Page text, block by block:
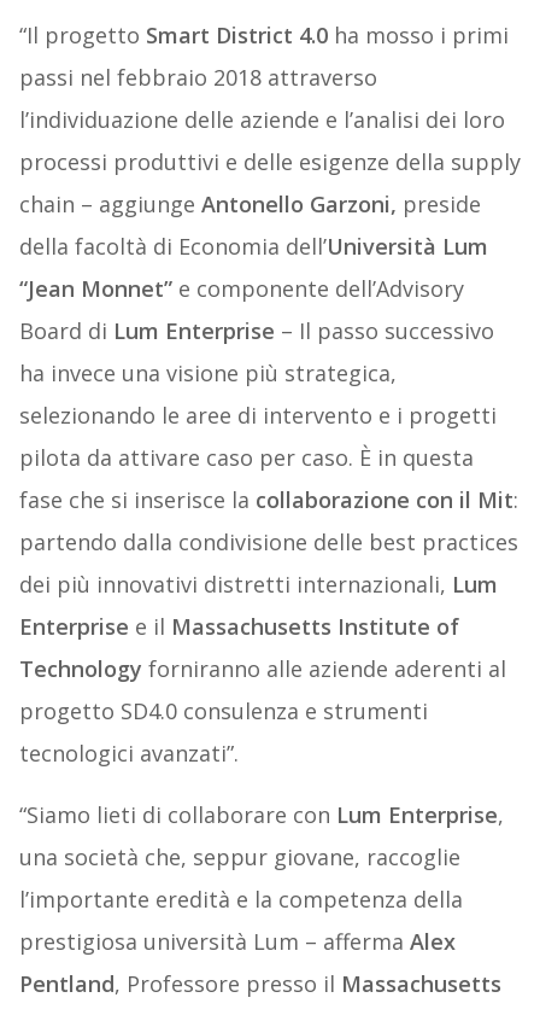
“Il progetto Smart District 4.0ha mosso i primi
passi nel febbraio 2018 attraverso
l’individuazione delle aziende e l’analisi dei loro
processi produttivi e delle esigenze della supply
chain – aggiunge Antonello Garzoni, preside
della facoltà di Economia dell’Università Lum
“Jean Monnet” e componente dell’Advisory
Board di Lum Enterprise – Il passo successivo
ha invece una visione più strategica,
selezionando le aree di intervento e i progetti
pilota da attivare caso per caso. È in questa
fase che si inserisce la collaborazione con il Mit:
partendo dalla condivisione delle best practices
dei più innovativi distretti internazionali, Lum
Enterprise e il Massachusetts Institute of
Technology forniranno alle aziende aderenti al
progetto SD4.0 consulenza e strumenti
tecnologici avanzati”.
“Siamo lieti di collaborare con Lum Enterprise,
una società che, seppur giovane, raccoglie
l’importante eredità e la competenza della
prestigiosa università Lum – afferma Alex
Pentland, Professore presso il Massachusetts